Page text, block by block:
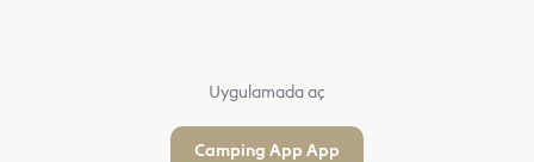
Uygulamada aç
Camping App App